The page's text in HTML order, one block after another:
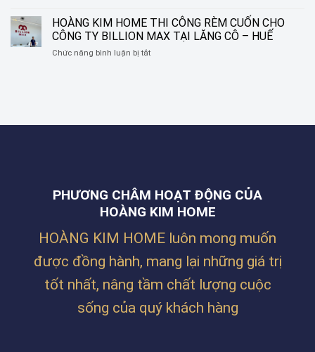
SẮC,
LIÊN
ĐÀ
–
BIẾN
Ô
CỬA
THUẬT
KIM
HOME
THI
CÔNG
NHÀ
PHƯỚC
NGUYÊN,
KHÊ,
ĐÀ
NẴNG
HOÀNG KIM HOME THI CÔNG RÈM CUỐN CHO
CÔNG TY BILLION MAX TẠI LĂNG CÔ – HUẾ
Chức năng bình luận bị tắtở
RÈM
MAX
TẠI
LĂNG
CÔ
–
PHƯƠNG CHÂM HOẠT ĐỘNG CỦA
HOÀNG KIM HOME
HOÀNG KIM HOME luôn mong muốn
được đồng hành, mang lại những giá trị
tốt nhất, nâng tầm chất lượng cuộc
sống của quý khách hàng